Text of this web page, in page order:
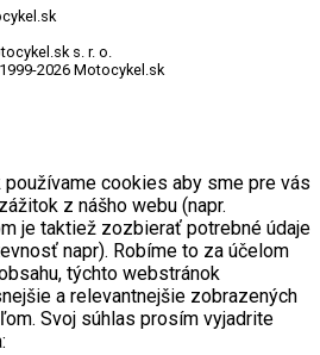
s. r. o.
2026 Motocykel.sk
používame cookies aby sme pre vás
z nášho webu (napr.
je taktiež zozbierať potrebné údaje
napr). Robíme to za účelom
týchto webstránok
a relevantnejšie zobrazených
Svoj súhlas prosím vyjadrite